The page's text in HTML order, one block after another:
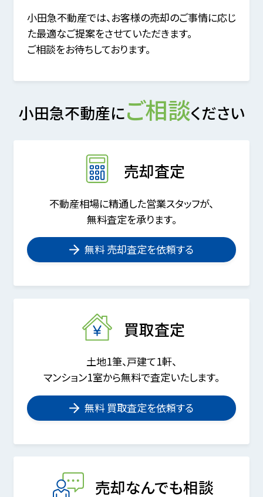
小田急不動産では、お客様の売却のご事情に応じ
た最適なご提案をさせていただきます。
ご相談をお待ちしております。
小田急不動産にご相談ください
売却査定
不動産相場に精通した営業スタッフが、
無料査定を承ります。
無料 売却査定を依頼する
買取査定
土地1筆、戸建て1軒、
マンション1室から無料で査定いたします。
無料 買取査定を依頼する
売却なんでも相談